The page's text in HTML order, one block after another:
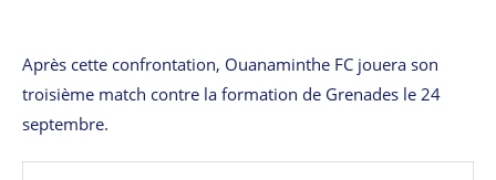
Après cette confrontation, Ouanaminthe FC jouera son
troisième match contre la formation de Grenades le 24
septembre.